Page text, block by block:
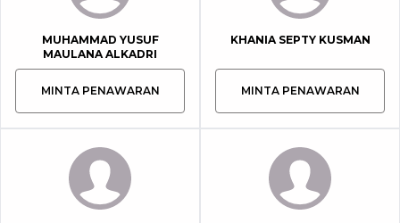
MUHAMMAD YUSUF
MAULANA ALKADRI
MINTA PENAWARAN
KHANIA SEPTY KUSMAN
MINTA PENAWARAN